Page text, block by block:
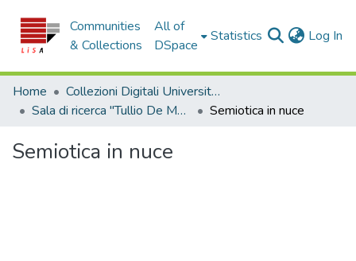
Communities
& Collections
All of
DSpace
Statistics Log In
Home
Collezioni Digitali Università della Calabria
Sala di ricerca "Tullio De Mauro"
Semiotica in nuce
Semiotica in nuce